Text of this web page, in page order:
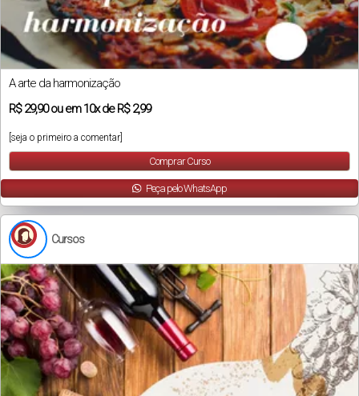
A arte da harmonização
R$29,90ou em10xde R$ 2,99
[seja o primeiro a comentar]
Comprar Curso
Peça pelo WhatsApp
Cursos